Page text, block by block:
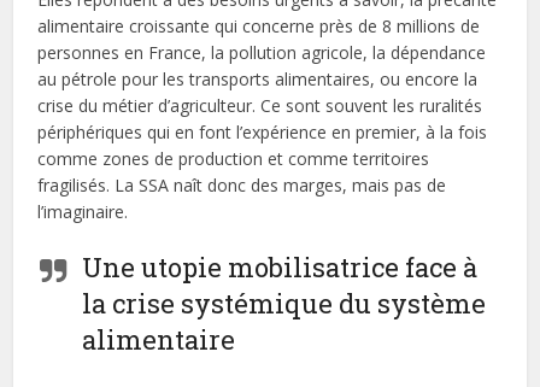
alimentaire croissante qui concerne près de 8 millions de
personnes en France, la pollution agricole, la dépendance
au pétrole pour les transports alimentaires, ou encore la
crise du métier d’agriculteur. Ce sont souvent les ruralités
périphériques qui en font l’expérience en premier, à la fois
comme zones de production et comme territoires
fragilisés. La SSA naît donc des marges, mais pas de
l’imaginaire.
Une utopie mobilisatrice face à
la crise systémique du système
alimentaire